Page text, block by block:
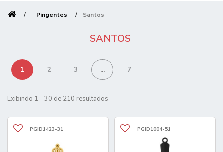
Pingentes Santos
SANTOS
1 2 3 ... 7
Exibindo 1 - 30 de 210 resultados
PGID1423-31 PGID1004-51